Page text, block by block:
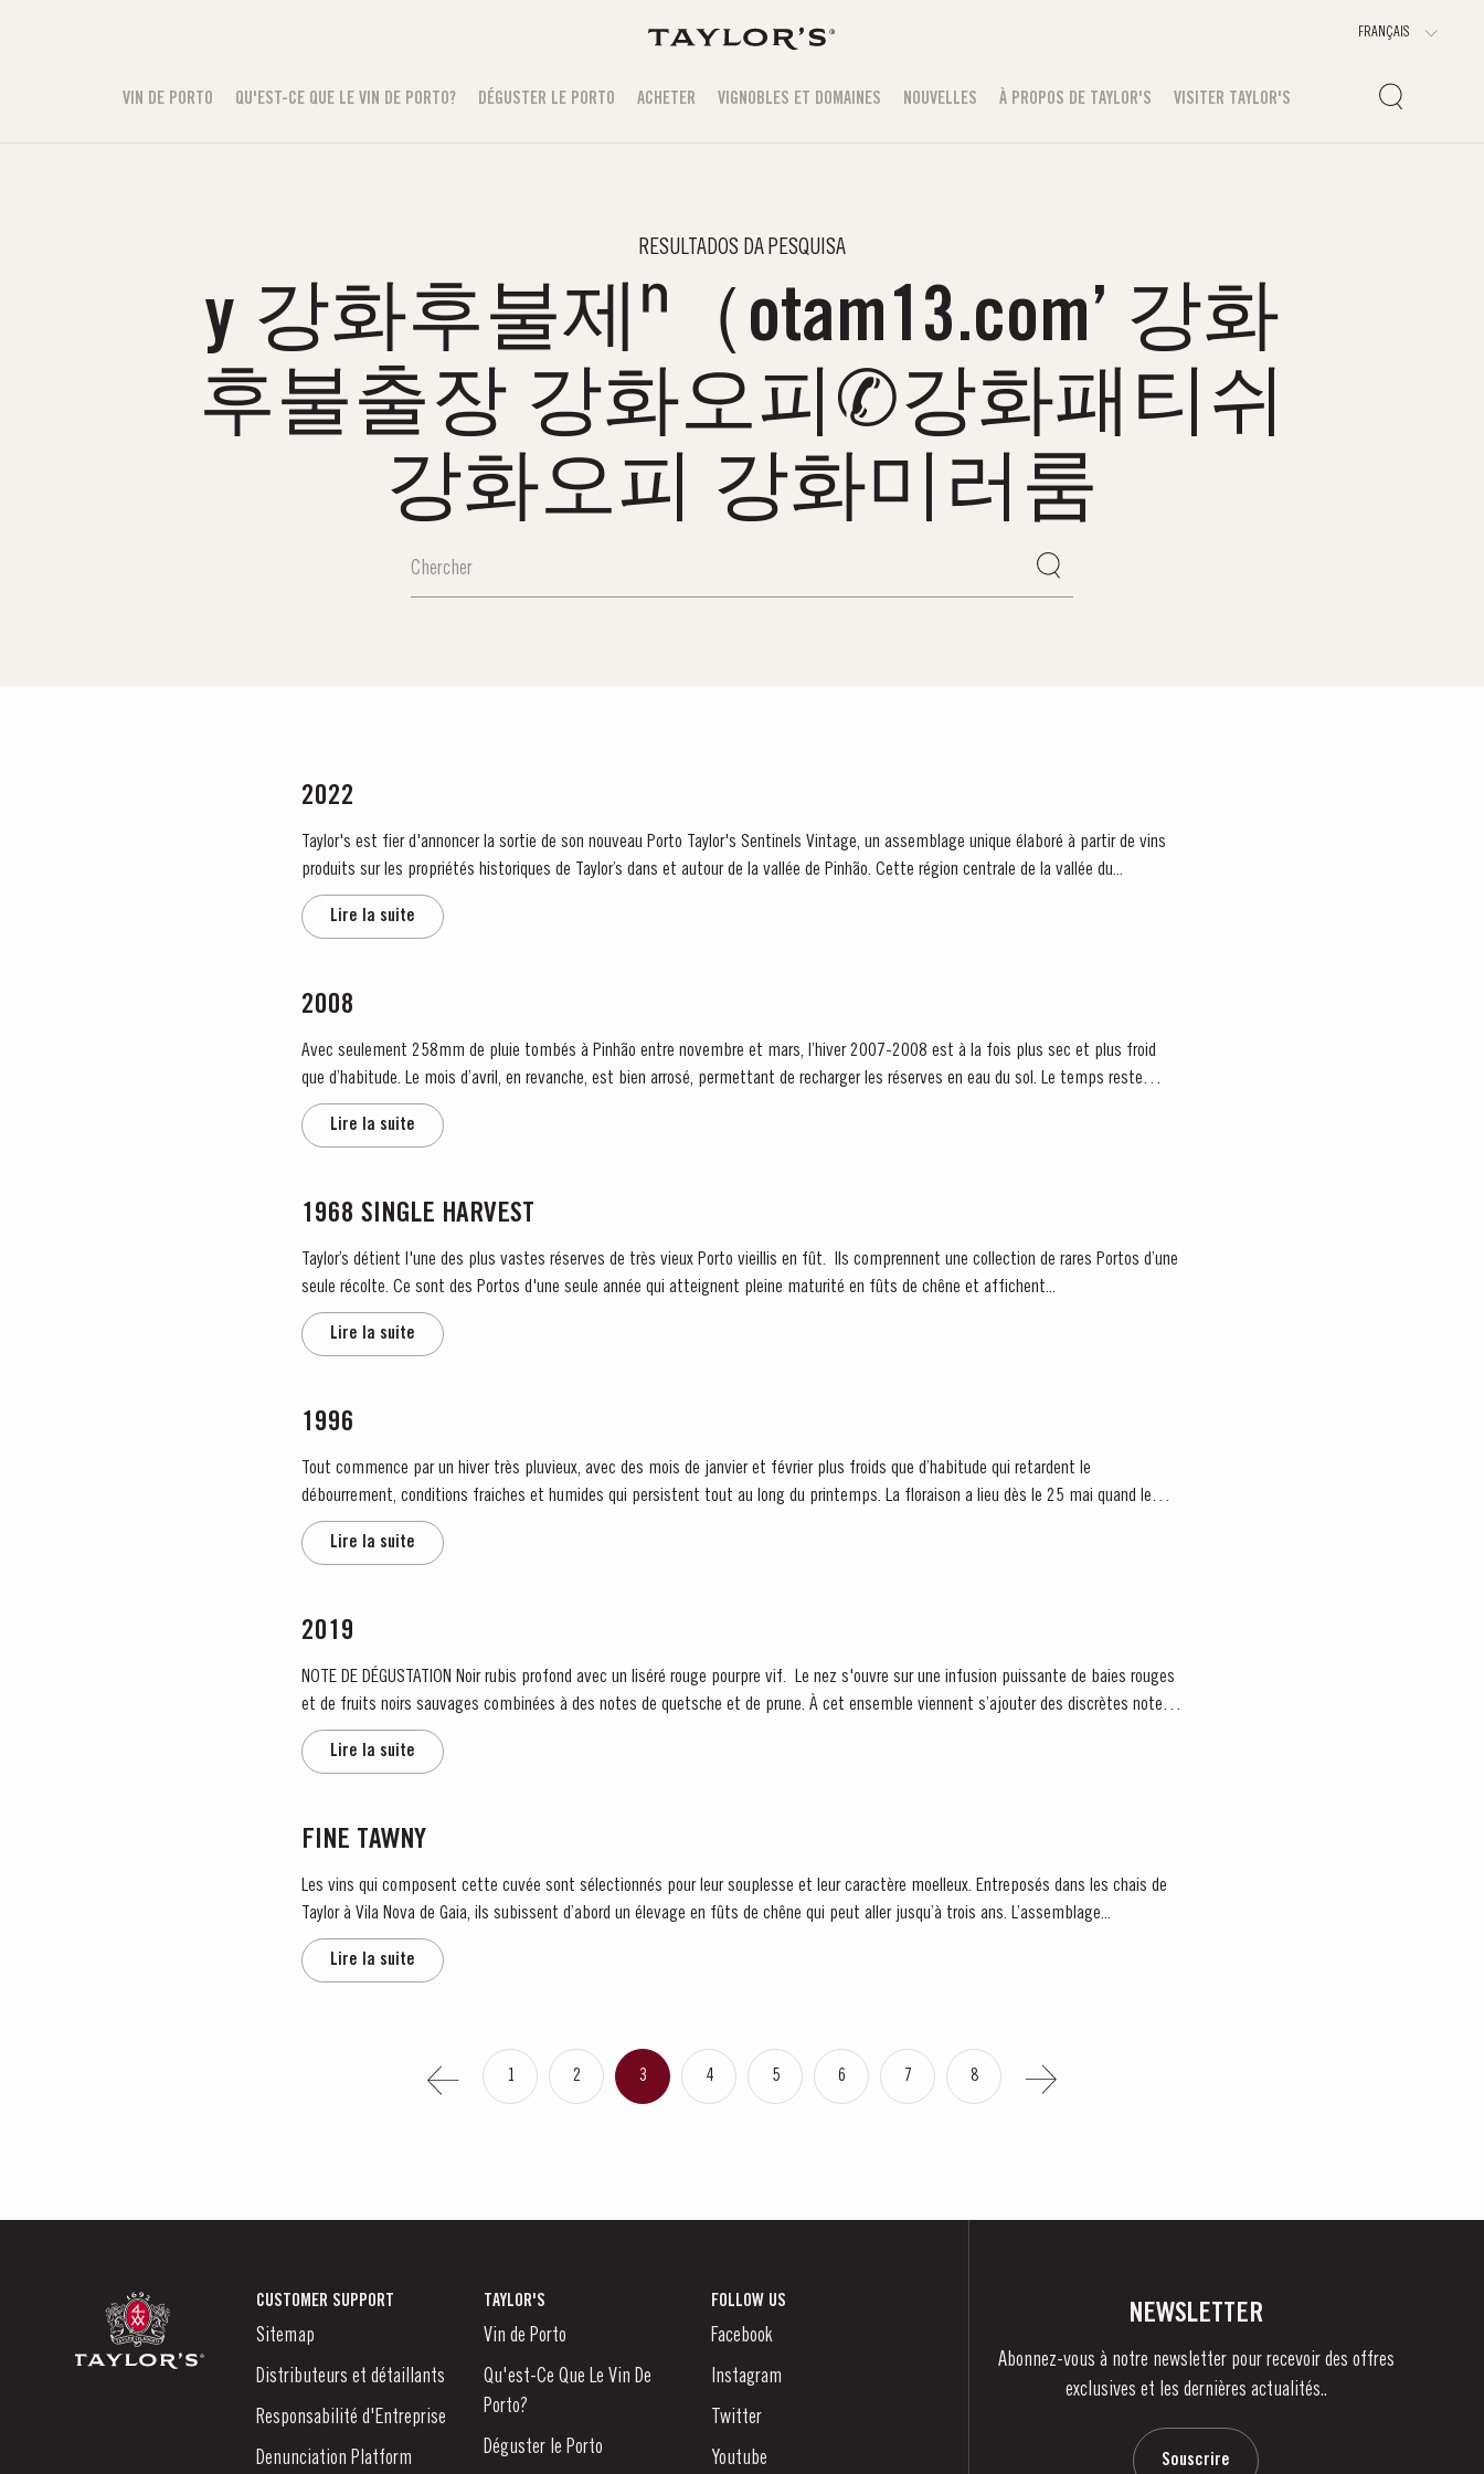
VIN DE PORTO QU'EST-CE QUE LE VIN DE PORTO? DÉGUSTER LE PORTO ACHETER VIGNOBLES ET DOMAINES NOUVELLES À PROPOS DE TAYLOR'S VISITER TAYLOR'S
RESULTADOS DA PESQUISA
y 강화후불제ⁿ（otam13.com’ 강화
후불출장 강화오피✆강화패티쉬
강화오피 강화미러룸
2022
Taylor's est fier d'annoncer la sortie de son nouveau Porto Taylor's Sentinels Vintage, un assemblage unique élaboré à partir de vins
produits sur les propriétés historiques de Taylor’s dans et autour de la vallée de Pinhão. Cette région centrale de la vallée du...
Lire la suite
2008
Avec seulement 258mm de pluie tombés à Pinhão entre novembre et mars, l’hiver 2007-2008 est à la fois plus sec et plus froid
que d’habitude. Le mois d’avril, en revanche, est bien arrosé, permettant de recharger les réserves en eau du sol. Le temps reste
pluvieux et froid pendant la...
Lire la suite
1968 SINGLE HARVEST
Taylor’s détient l'une des plus vastes réserves de très vieux Porto vieillis en fût. Ils comprennent une collection de rares Portos d’une
seule récolte. Ce sont des Portos d'une seule année qui atteignent pleine maturité en fûts de chêne et affichent...
Lire la suite
1996
Tout commence par un hiver très pluvieux, avec des mois de janvier et février plus froids que d’habitude qui retardent le
débourrement, conditions fraiches et humides qui persistent tout au long du printemps. La floraison a lieu dès le 25 mai quand le
temps tourne enfin au beau, favorisant une jolie sortie...
Lire la suite
2019
NOTE DE DÉGUSTATION Noir rubis profond avec un liséré rouge pourpre vif. Le nez s'ouvre sur une infusion puissante de baies rouges
et de fruits noirs sauvages combinées à des notes de quetsche et de prune. À cet ensemble viennent s’ajouter des discrètes notes
de tabac...
Lire la suite
FINE TAWNY
Les vins qui composent cette cuvée sont sélectionnés pour leur souplesse et leur caractère moelleux. Entreposés dans les chais de
Taylor à Vila Nova de Gaia, ils subissent d’abord un élevage en fûts de chêne qui peut aller jusqu’à trois ans. L’assemblage...
Lire la suite
1 2 3 4 5 6 7 8
CUSTOMER SUPPORT
Sitemap
Distributeurs et détaillants
Responsabilité d'Entreprise
Denunciation Platform
TAYLOR'S
Vin de Porto
Qu'est-Ce Que Le Vin De
Porto?
Déguster le Porto
FOLLOW US
Facebook
Instagram
Twitter
Youtube
NEWSLETTER
Abonnez-vous à notre newsletter pour recevoir des offres
exclusives et les dernières actualités..
Souscrire